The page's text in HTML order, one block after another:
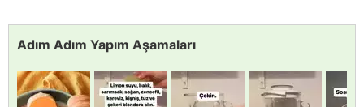
Adım Adım Yapım Aşamaları